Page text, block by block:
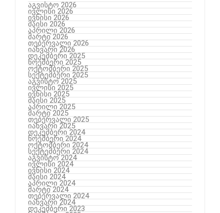
აგვისტო 2026
ივლისი 2026
ივნისი 2026
მაისი 2026
აპრილი 2026
მარტი 2026
თებერვალი 2026
იანვარი 2026
დეკემბერი 2025
ნოემბერი 2025
ოქტომბერი 2025
სექტემბერი 2025
აგვისტო 2025
ივლისი 2025
ივნისი 2025
მაისი 2025
აპრილი 2025
მარტი 2025
თებერვალი 2025
იანვარი 2025
დეკემბერი 2024
ნოემბერი 2024
ოქტომბერი 2024
სექტემბერი 2024
აგვისტო 2024
ივლისი 2024
ივნისი 2024
მაისი 2024
აპრილი 2024
მარტი 2024
თებერვალი 2024
იანვარი 2024
დეკემბერი 2023